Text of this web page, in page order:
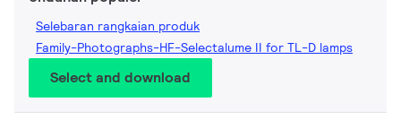
Selebaran rangkaian produk
Family-Photographs-HF-Selectalume II for TL-D lamps
Select and download